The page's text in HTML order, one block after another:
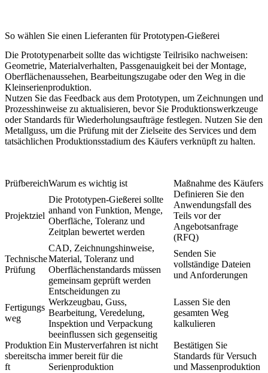
So wählen Sie einen Lieferanten für Prototypen-Gießerei
Die Prototypenarbeit sollte das wichtigste Teilrisiko nachweisen:
Geometrie, Materialverhalten, Passgenauigkeit bei der Montage,
Oberflächenaussehen, Bearbeitungszugabe oder den Weg in die
Kleinserienproduktion.
Nutzen Sie das Feedback aus dem Prototypen, um Zeichnungen und
Prozesshinweise zu aktualisieren, bevor Sie Produktionswerkzeuge
oder Standards für Wiederholungsaufträge festlegen. Nutzen Sie den
Metallguss, um die Prüfung mit der Zielseite des Services und dem
tatsächlichen Produktionsstadium des Käufers verknüpft zu halten.
PrüfbereichWarum es wichtig ist Maßnahme des Käufers
Projektziel
Die Prototypen-Gießerei sollte
anhand von Funktion, Menge,
Oberfläche, Toleranz und
Zeitplan bewertet werden
Definieren Sie den
Anwendungsfall des
Teils vor der
Angebotsanfrage
(RFQ)
Technische
Prüfung
CAD, Zeichnungshinweise,
Material, Toleranz und
Oberflächenstandards müssen
gemeinsam geprüft werden
Senden Sie
vollständige Dateien
und Anforderungen
Fertigungs
weg
Entscheidungen zu
Werkzeugbau, Guss,
Bearbeitung, Veredelung,
Inspektion und Verpackung
beeinflussen sich gegenseitig
Lassen Sie den
gesamten Weg
kalkulieren
Produktion
sbereitscha
ft
Ein Musterverfahren ist nicht
immer bereit für die
Serienproduktion
Bestätigen Sie
Standards für Versuch
und Massenproduktion